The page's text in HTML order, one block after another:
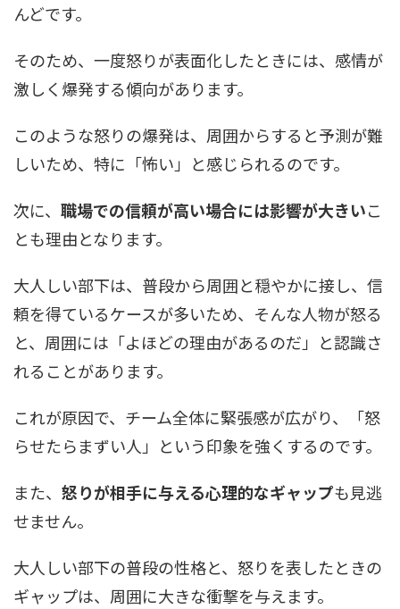
んどです。
そのため、一度怒りが表面化したときには、感情が
激しく爆発する傾向があります。
このような怒りの爆発は、周囲からすると予測が難
しいため、特に「怖い」と感じられるのです。
次に、 職場での信頼が高い場合には影響が大きいこ
とも理由となります。
大人しい部下は、普段から周囲と穏やかに接し、信
頼を得ているケースが多いため、そんな人物が怒る
と、周囲には「よほどの理由があるのだ」と認識さ
れることがあります。
これが原因で、チーム全体に緊張感が広がり、「怒
らせたらまずい人」という印象を強くするのです。
また、 怒りが相手に与える心理的なギャップも見逃
せません。
大人しい部下の普段の性格と、怒りを表したときの
ギャップは、周囲に大きな衝撃を与えます。